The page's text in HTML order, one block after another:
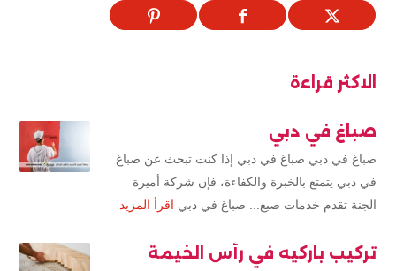
الاكثر قراءة
صباغ في دبي
صباغ في دبي صباغ في دبي إذا كنت تبحث عن صباغ
في دبي يتمتع بالخبرة والكفاءة، فإن شركة أميرة
الجنة تقدم خدمات صبغ... صباغ في دبي اقرأ المزيد
تركيب باركيه في رأس الخيمة